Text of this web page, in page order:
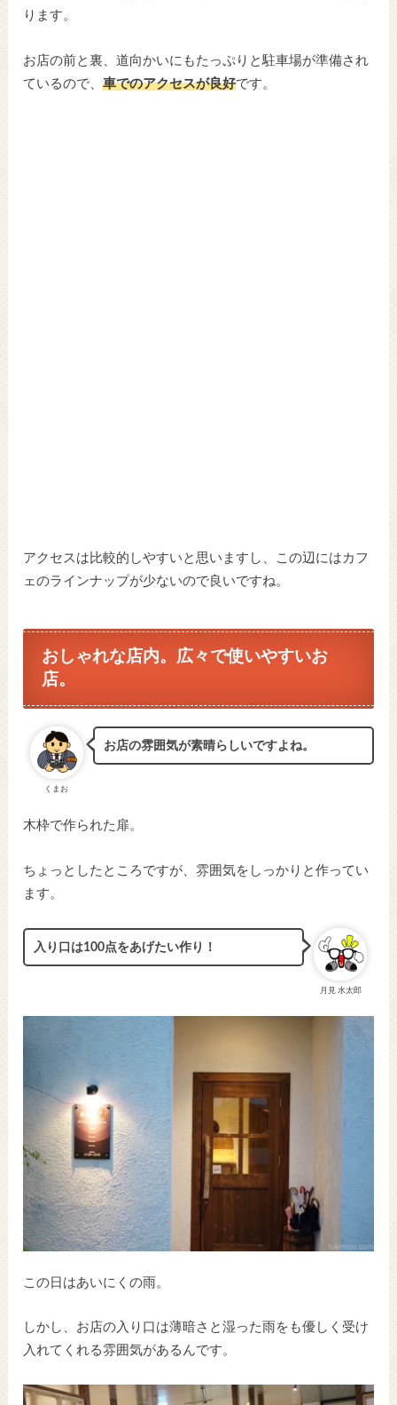
ります。
お店の前と裏、道向かいにもたっぷりと駐車場が準備され
ているので、車でのアクセスが良好です。
アクセスは比較的しやすいと思いますし、この辺にはカフ
ェのラインナップが少ないので良いですね。
おしゃれな店内。広々で使いやすいお
店。
くまお
お店の雰囲気が素晴らしいですよね。
木枠で作られた扉。
ちょっとしたところですが、雰囲気をしっかりと作ってい
ます。
月見 水太郎
入り口は100点をあげたい作り！
この日はあいにくの雨。
しかし、お店の入り口は薄暗さと湿った雨をも優しく受け
入れてくれる雰囲気があるんです。